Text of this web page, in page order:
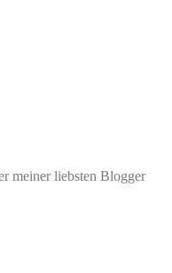
meiner liebsten Blogger